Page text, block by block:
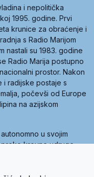
i nepolitička
1995. godine. Prvi
krunice za obraćenje i
s Radio Marijom
nastali su 1983. godine
Radio Marija postupno
prostor. Nakon
i radijske postaje s
počevši od Europe
na azijskom
u svojim
preko krovne udruge
sedam članica, među